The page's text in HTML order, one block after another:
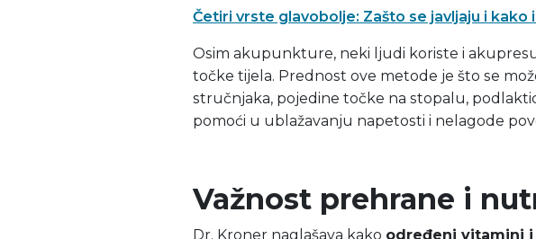
Četiri vrste glavobolje: Zašto se javljaju i kako
Osim akupunkture, neki ljudi koriste i
točke tijela. Prednost ove metode je što se
stručnjaka, pojedine točke na stopalu,
pomoći u ublažavanju napetosti i nelagode
Važnost prehrane i
Dr. Kroner naglašava kako određeni vitamini